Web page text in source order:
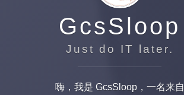
GcsSloop
Just do IT later.
嗨，我是 GcsSloop，一名来自